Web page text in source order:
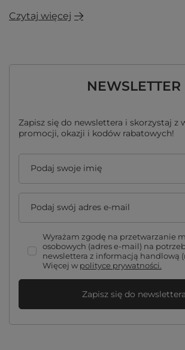
Czytaj więcej
NEWSLETTER
Zapisz się do newslettera i skorzystaj z
promocji, okazji i kodów rabatowych!
Podaj swoje imię
Podaj swój adres e-mail
Wyrażam zgodę na przetwarzanie
osobowych (adres e-mail) na
newslettera z informacją handlową
Więcej w polityce prywatności.
Zapisz się do newslettera